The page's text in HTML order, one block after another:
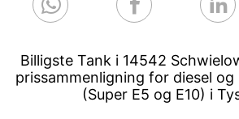
Billigste Tank i 14542
prissammenligning for diesel
(Super E5 og E10) i